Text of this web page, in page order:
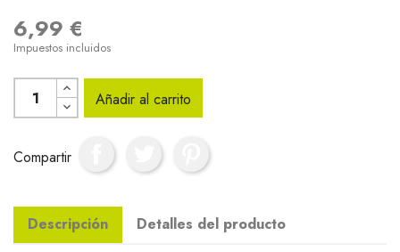
6,99 €
Impuestos incluidos
Añadir al carrito
Compartir
Descripción Detalles del producto